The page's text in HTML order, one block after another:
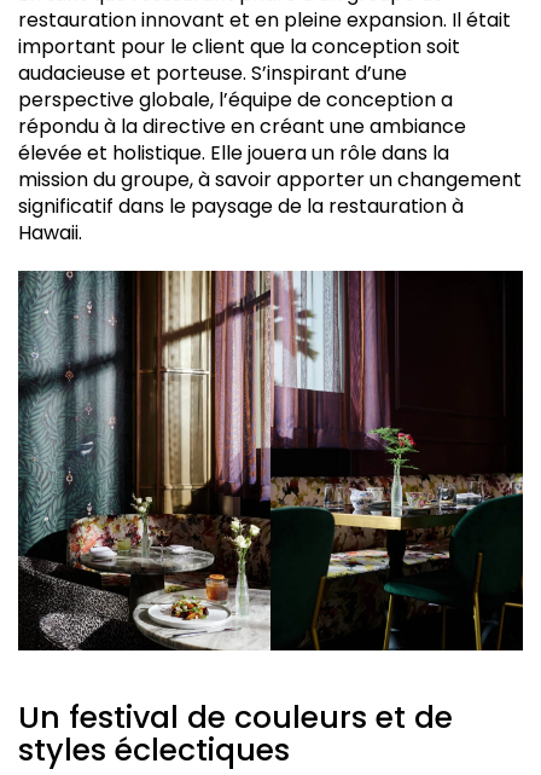
restauration innovant et en pleine expansion. Il était
important pour le client que la conception soit
audacieuse et porteuse. S’inspirant d’une
perspective globale, l’équipe de conception a
répondu à la directive en créant une ambiance
élevée et holistique. Elle jouera un rôle dans la
mission du groupe, à savoir apporter un changement
significatif dans le paysage de la restauration à
Hawaii.
Un festival de couleurs et de
styles éclectiques